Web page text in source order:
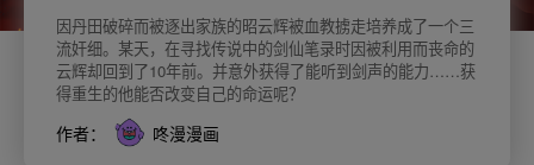
因丹田破碎而被逐出家族的昭云辉被血教掳走培养成了一个三
流奸细。某天，在寻找传说中的剑仙笔录时因被利用而丧命的
云辉却回到了10年前。并意外获得了能听到剑声的能力……获
得重生的他能否改变自己的命运呢？
作者： 咚漫漫画